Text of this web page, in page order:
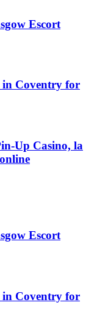
Escort
in Coventry for
Up Casino, la
Escort
in Coventry for